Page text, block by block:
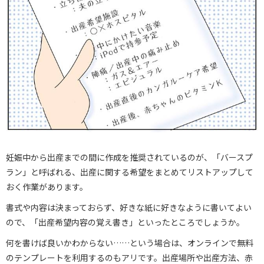
妊娠中から出産までの間に作成を推奨されているのが、「バースプ
ラン」と呼ばれる、出産に関する希望をまとめてリストアップして
おく作業があります。
書式や内容は決まっておらず、好きな紙に好きなように書いてよい
ので、「出産希望内容の覚え書き」といったところでしょうか。
何を書けば良いかわからない……という場合は、オンラインで無料
のテンプレートを利用するのもアリです。出産場所や出産方法、赤